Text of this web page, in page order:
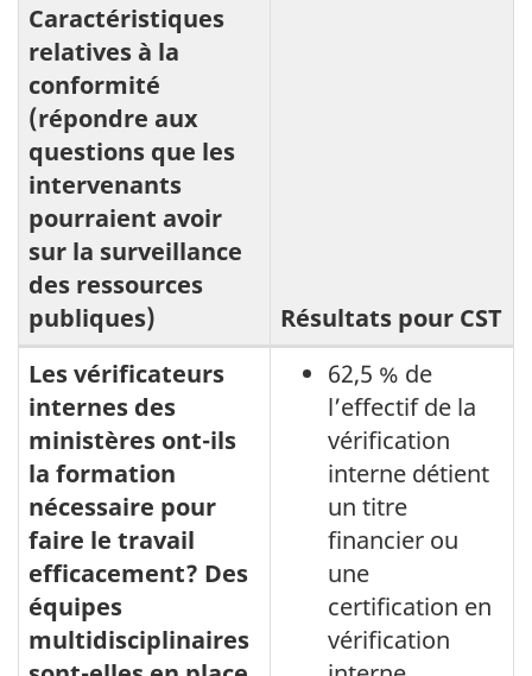
Les
résultats
liés
au
rendement
de
l'audit
interne
Caractéristiques
relatives à la
conformité
(répondre aux
questions que les
intervenants
pourraient avoir
sur la surveillance
des ressources
publiques)
Résultats pour CST
Les vérificateurs
internes des
ministères ont-ils
la formation
nécessaire pour
faire le travail
efficacement? Des
équipes
multidisciplinaires
62,5 % de
l’effectif de la
vérification
interne détient
un titre
financier ou
une
certification en
vérification